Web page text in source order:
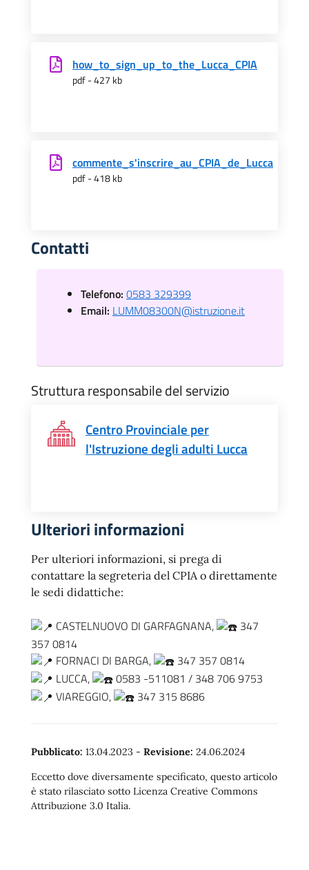
how_to_sign_up_to_the_Lucca_CPIA
pdf - 427 kb
commente_s'inscrire_au_CPIA_de_Lucca
pdf - 418 kb
Contatti
Telefono: 0583 329399
Email: LUMM08300N@istruzione.it
Struttura responsabile del servizio
Centro Provinciale per
l'Istruzione degli adulti Lucca
Ulteriori informazioni
Per ulteriori informazioni, si prega di
contattare la segreteria del CPIA o direttamente
le sedi didattiche:
CASTELNUOVO DI GARFAGNANA,
347
357 0814
FORNACI DI BARGA,
347 357 0814
LUCCA,
0583 -511081 / 348 706 9753
VIAREGGIO,
347 315 8686
Pubblicato: 13.04.2023 - Revisione: 24.06.2024
Eccetto dove diversamente specificato, questo articolo
è stato rilasciato sotto Licenza Creative Commons
Attribuzione 3.0 Italia.